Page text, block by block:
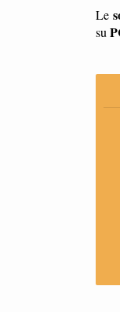
Le
su